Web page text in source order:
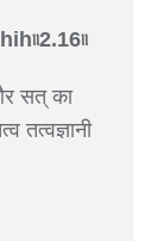
सत् का
तत्वज्ञानी